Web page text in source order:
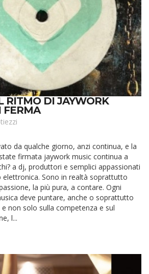
RITMO DI JAYWORK
FERMA
da qualche giorno, anzi continua, e la
firmata jaywork music continua a
a dj, produttori e semplici appassionati
Sono in realtà soprattutto
la più pura, a contare. Ogni
deve puntare, anche o soprattutto
non solo sulla competenza e sul
l...